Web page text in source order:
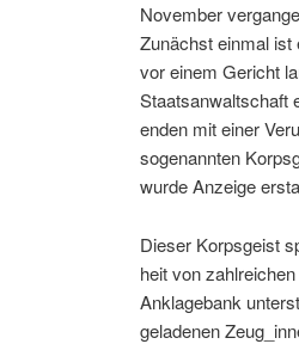
Novem­ber
Zunächst ein­mal
vor einem Gericht
Staat­san­waltschaft
enden mit ein­er
soge­nan­nten
wurde Anzeige
Dieser Korps­geist
heit von
Anklage­bank
gelade­nen